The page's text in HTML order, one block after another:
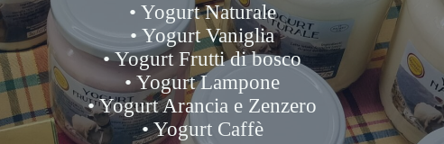
• Yogurt Naturale
• Yogurt Vaniglia
• Yogurt Frutti di bosco
• Yogurt Lampone
• Yogurt Arancia e Zenzero
• Yogurt Caffè